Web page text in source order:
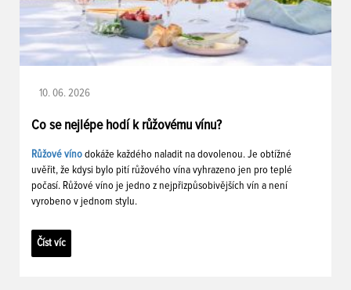
10. 06. 2026
Co se nejlépe hodí k růžovému vínu?
Růžové víno dokáže každého naladit na dovolenou. Je obtížné
uvěřit, že kdysi bylo pití růžového vína vyhrazeno jen pro teplé
počasí. Růžové víno je jedno z nejpřizpůsobivějších vín a není
vyrobeno v jednom stylu.
Číst víc